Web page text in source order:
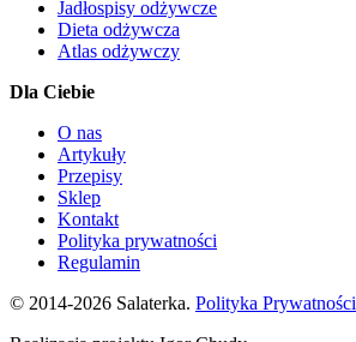
Jadłospisy odżywcze
Dieta odżywcza
Atlas odżywczy
Dla Ciebie
O nas
Artykuły
Przepisy
Sklep
Kontakt
Polityka prywatności
Regulamin
© 2014-2026 Salaterka. Polityka Prywatności